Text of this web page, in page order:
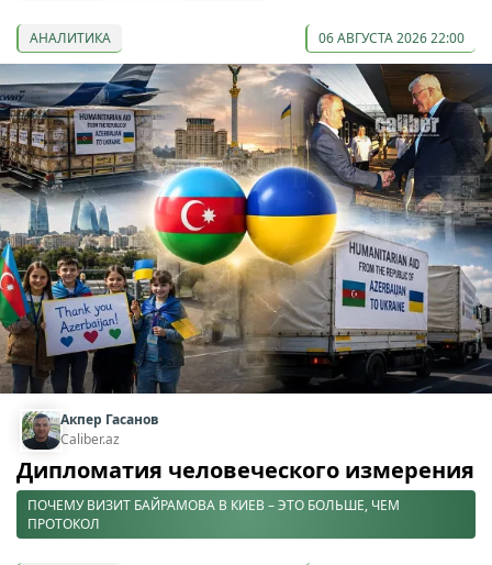
АНАЛИТИКА 06 АВГУСТА 2026 22:00
Акпер Гасанов
Caliber.az
Дипломатия человеческого измерения
ПОЧЕМУ ВИЗИТ БАЙРАМОВА В КИЕВ – ЭТО БОЛЬШЕ, ЧЕМ
ПРОТОКОЛ